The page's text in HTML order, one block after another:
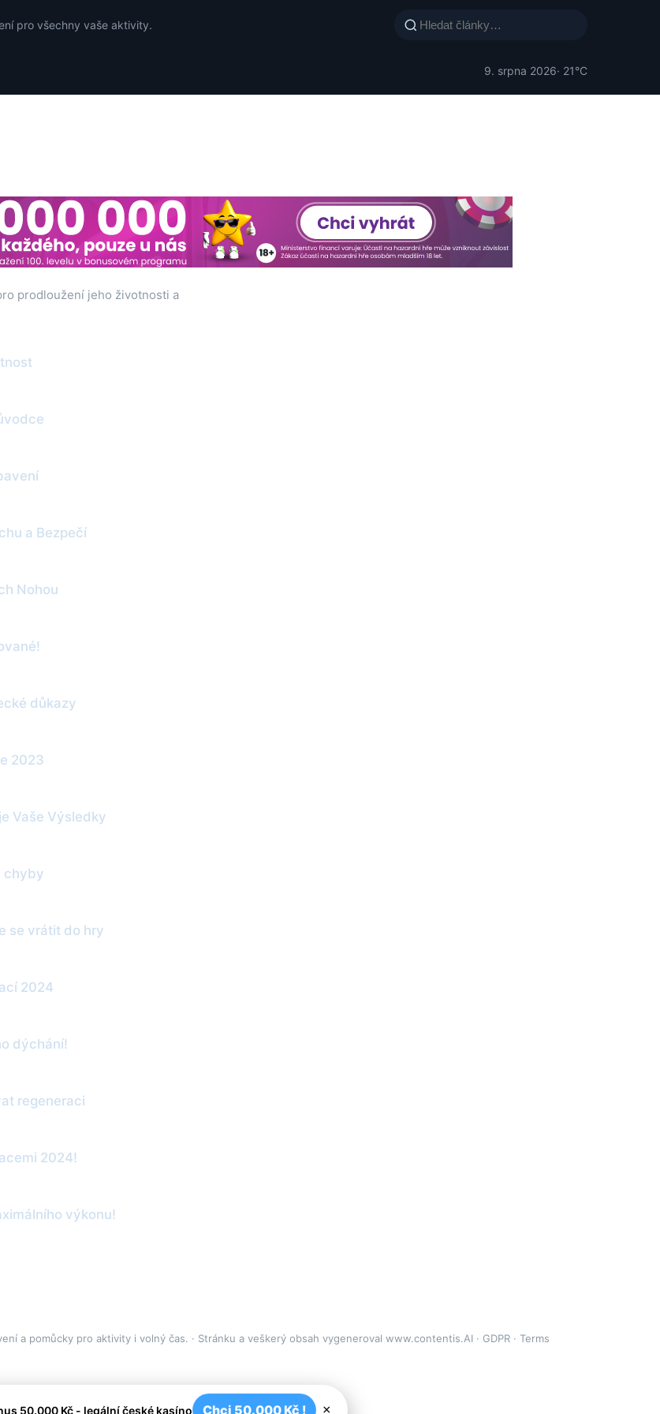
pro všechny vaše aktivity.
9. srpna 2026· 21°C
prodloužení jeho životnosti a
a Bezpečí
Nohou
důkazy
2023
Vaše Výsledky
chyby
se vrátit do hry
2024
dýchání!
regeneraci
2024!
výkonu!
a pomůcky pro aktivity i volný čas. · Stránku a veškerý obsah vygeneroval www.contentis.AI · GDPR · Terms
50.000 Kč - legální české kasíno Chci 50.000 Kč ! ×